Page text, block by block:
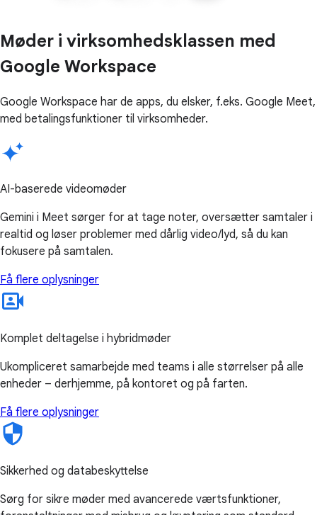
Møder i virksomhedsklassen med
Google Workspace
Google Workspace har de apps, du elsker, f.eks. Google Meet,
med betalingsfunktioner til virksomheder.
AI-baserede videomøder
Gemini i Meet sørger for at tage noter, oversætter samtaler i
realtid og løser problemer med dårlig video/lyd, så du kan
fokusere på samtalen.
Få flere oplysninger
Komplet deltagelse i hybridmøder
Ukompliceret samarbejde med teams i alle størrelser på alle
enheder – derhjemme, på kontoret og på farten.
Få flere oplysninger
Sikkerhed og databeskyttelse
Sørg for sikre møder med avancerede værtsfunktioner,